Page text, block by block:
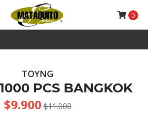
0
TOYNG
PCS BANGKOK
$9.900 $11.000